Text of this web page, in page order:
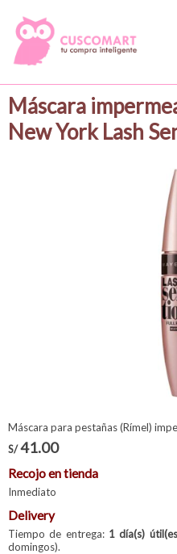
Máscara
New York Lash
Máscara para pestañas (Rímel)
S/41.00
Recojo en tienda
Inmediato
Delivery
Tiempo de entrega: 1 día(s)
domingos).